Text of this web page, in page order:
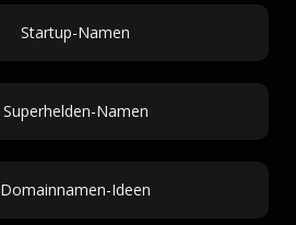
Startup-Namen
Superhelden-Namen
Domainnamen-Ideen